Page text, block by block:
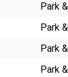
Park
Park
Park
Park